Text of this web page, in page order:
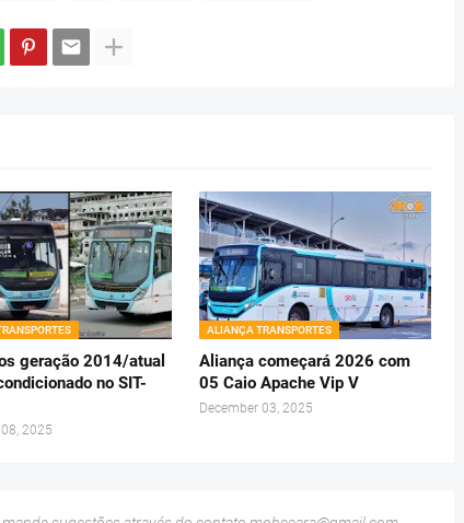
geração 2014/atual
no SIT-
2025
ALIANÇA TRANSPORTES
Aliança começará 2026 com
05 Caio Apache Vip V
December 03, 2025